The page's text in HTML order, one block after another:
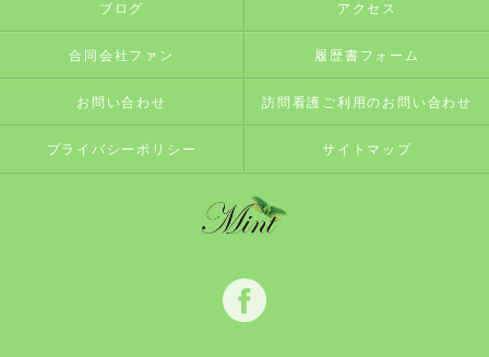
ブログ アクセス
合同会社ファン 履歴書フォーム
お問い合わせ 訪問看護ご利用のお問い合わせ
プライバシーポリシー サイトマップ